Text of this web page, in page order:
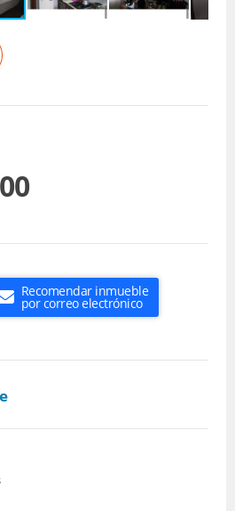
Recomendar inmueble
por correo electrónico